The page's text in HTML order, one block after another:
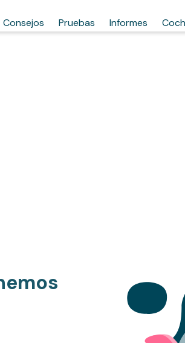
Consejos Pruebas Informes